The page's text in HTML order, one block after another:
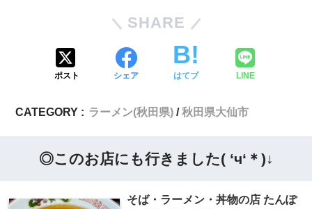
SHARE
ポスト シェア はてブ LINE
CATEGORY : ラーメン(秋田県) 秋田県大仙市
◎このお店にも行きました( ‘ч‘＊)↓
そば・ラーメン・丼物の店 たんぽ